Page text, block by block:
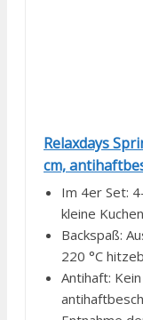
Relaxdays
cm,
Im 4er Set:
kleine
Backspaß:
220 °C
Antihaft: